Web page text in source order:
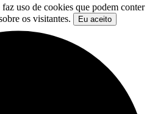
faz uso de cookies que podem conter
os visitantes.
Eu aceito